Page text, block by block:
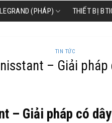
(PHÁP) THIẾT BỊ
TIN TỨC
– Giải pháp
– Giải pháp có